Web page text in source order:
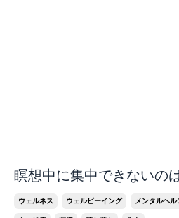
瞑想中に集中できないの
ウェルネス ウェルビーイング メンタルヘル